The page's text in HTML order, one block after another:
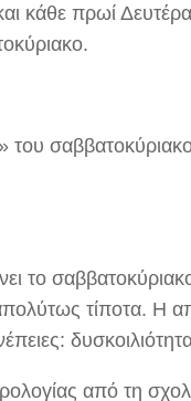
κάθε πρωί
του
το
τίποτα. Η
από τη